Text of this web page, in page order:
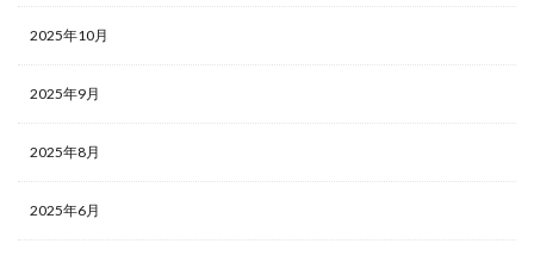
2025年10月
2025年9月
2025年8月
2025年6月